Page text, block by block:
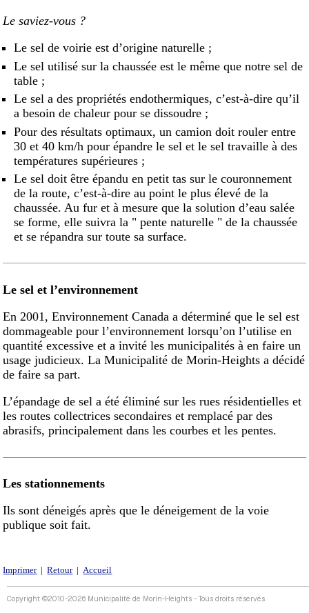
Le saviez-vous ?
Le sel de voirie est d’origine naturelle ;
Le sel utilisé sur la chaussée est le même que notre sel de
table ;
Le sel a des propriétés endothermiques, c’est-à-dire qu’il
a besoin de chaleur pour se dissoudre ;
Pour des résultats optimaux, un camion doit rouler entre
30 et 40 km/h pour épandre le sel et le sel travaille à des
températures supérieures ;
Le sel doit être épandu en petit tas sur le couronnement
de la route, c’est-à-dire au point le plus élevé de la
chaussée. Au fur et à mesure que la solution d’eau salée
se forme, elle suivra la " pente naturelle " de la chaussée
et se répandra sur toute sa surface.
Le sel et l’environnement
En 2001, Environnement Canada a déterminé que le sel est
dommageable pour l’environnement lorsqu’on l’utilise en
quantité excessive et a invité les municipalités à en faire un
usage judicieux. La Municipalité de Morin-Heights a décidé
de faire sa part.
L’épandage de sel a été éliminé sur les rues résidentielles et
les routes collectrices secondaires et remplacé par des
abrasifs, principalement dans les courbes et les pentes.
Les stationnements
Ils sont déneigés après que le déneigement de la voie
publique soit fait.
Imprimer|Retour|Accueil
Copyright ©2010-2026 Municipalité de Morin-Heights - Tous droits réservés